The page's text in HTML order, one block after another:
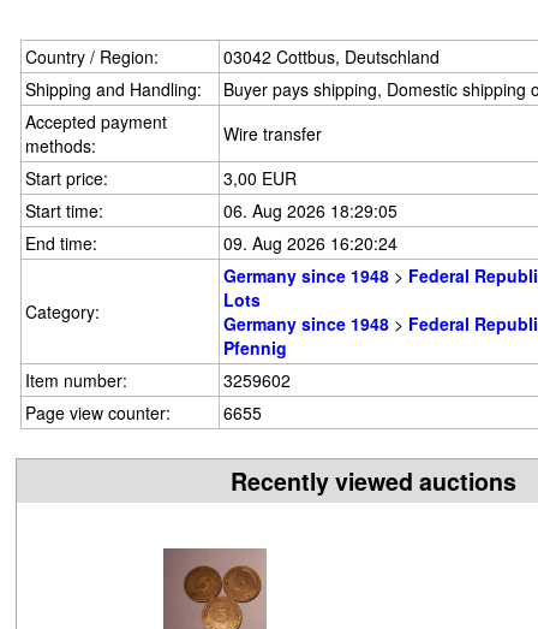
Country / Region:
03042 Cottbus, Deutschland
Shipping and Handling:
Buyer pays shipping, Domestic shipping
Accepted payment
methods:
Wire transfer
Start price:
3,00 EUR
Start time:
06. Aug 2026 18:29:05
End time:
09. Aug 2026 16:20:24
Category:
Germany since 1948 > Federal
Lots
Germany since 1948 > Federal
Pfennig
Item number:
3259602
Page view counter:
6655
Recently viewed auctions